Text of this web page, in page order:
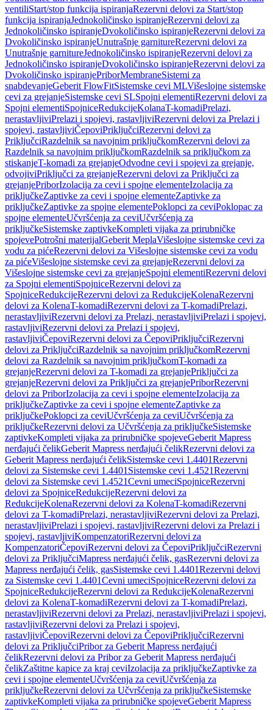
ventiliStart/stop funkcija ispiranjaRezervni delovi za Start/stop
funkcija ispiranjaJednokoličinsko ispiranjeRezervni delovi za
Jednokoličinsko ispiranjeDvokoličinsko ispiranjeRezervni delovi za
Dvokoličinsko ispiranjeUnutrašnje garnitureRezervni delovi za
Unutrašnje garnitureJednokoličinsko ispiranjeRezervni delovi za
Jednokoličinsko ispiranjeDvokoličinsko ispiranjeRezervni delovi za
Dvokoličinsko ispiranjePriborMembraneSistemi za
snabdevanjeGeberit FlowFitSistemske cevi MLVišeslojne sistemske
cevi za grejanjeSistemske cevi SLSpojni elementiRezervni delovi za
Spojni elementiSpojniceRedukcijeKolanaT-komadiPrelazi,
nerastavljiviPrelazi i spojevi, rastavljiviRezervni delovi za Prelazi i
spojevi, rastavljiviČepoviPriključciRezervni delovi za
PriključciRazdelnik sa navojnim priključkomRezervni delovi za
Razdelnik sa navojnim priključkomRazdelnik sa priključkom za
stiskanjeT-komadi za grejanjeOdvodne cevi i spojevi za grejanje,
odvojiviPriključci za grejanjeRezervni delovi za Priključci za
grejanjePriborIzolacija za cevi i spojne elementeIzolacija za
priključkeZaptivke za cevi i spojne elementeZaptivke za
priključkeZaptivke za spojne elementePoklopci za ceviPoklopac za
spojne elementeUčvršćenja za ceviUčvršćenja za
priključkeSistemske zaptivkeKompleti vijaka za prirubničke
spojevePotrošni materijalGeberit MeplaVišeslojne sistemske cevi za
vodu za pićeRezervni delovi za Višeslojne sistemske cevi za vodu
za pićeVišeslojne sistemske cevi za grejanjeRezervni delovi za
Višeslojne sistemske cevi za grejanjeSpojni elementiRezervni delovi
za Spojni elementiSpojniceRezervni delovi za
SpojniceRedukcijeRezervni delovi za RedukcijeKolenaRezervni
delovi za KolenaT-komadiRezervni delovi za T-komadiPrelazi,
nerastavljiviRezervni delovi za Prelazi, nerastavljiviPrelazi i spojevi,
rastavljiviRezervni delovi za Prelazi i spojevi,
rastavljiviČepoviRezervni delovi za ČepoviPriključciRezervni
delovi za PriključciRazdelnik sa navojnim priključkomRezervni
delovi za Razdelnik sa navojnim priključkomT-komadi za
grejanjeRezervni delovi za T-komadi za grejanjePriključci za
grejanjeRezervni delovi za Priključci za grejanjePriborRezervni
delovi za PriborIzolacija za cevi i spojne elementeIzolacija za
priključkeZaptivke za cevi i spojne elementeZaptivke za
priključkePoklopci za ceviUčvršćenja za ceviUčvršćenja za
priključkeRezervni delovi za Učvršćenja za priključkeSistemske
zaptivkeKompleti vijaka za prirubničke spojeveGeberit Mapress
nerđajući čelikGeberit Mapress nerđajući čelikRezervni delovi za
Geberit Mapress nerđajući čelikSistemske cevi 1.4401Rezervni
delovi za Sistemske cevi 1.4401 Sistemske cevi 1.4521Rezervni
delovi za Sistemske cevi 1.4521Cevni umeciSpojniceRezervni
delovi za SpojniceRedukcijeRezervni delovi za
RedukcijeKolenaRezervni delovi za KolenaT-komadiRezervni
delovi za T-komadiPrelazi, nerastavljiviRezervni delovi za Prelazi,
nerastavljiviPrelazi i spojevi, rastavljiviRezervni delovi za Prelazi i
spojevi, rastavljiviKompenzatoriRezervni delovi za
KompenzatoriČepoviRezervni delovi za ČepoviPriključciRezervni
delovi za PriključciMapress nerđajući čelik, gasRezervni delovi za
Mapress nerđajući čelik, gasSistemske cevi 1.4401Rezervni delovi
za Sistemske cevi 1.4401Cevni umeciSpojniceRezervni delovi za
SpojniceRedukcijeRezervni delovi za RedukcijeKolenaRezervni
delovi za KolenaT-komadiRezervni delovi za T-komadiPrelazi,
nerastavljiviRezervni delovi za Prelazi, nerastavljiviPrelazi i spojevi,
rastavljiviRezervni delovi za Prelazi i spojevi,
rastavljiviČepoviRezervni delovi za ČepoviPriključciRezervni
delovi za PriključciPribor za Geberit Mapress nerđajući
čelikRezervni delovi za Pribor za Geberit Mapress nerđajući
čelikZaštitne kapice za kraj ceviIzolacija za priključkeZaptivke za
cevi i spojne elementeUčvršćenja za ceviUčvršćenja za
priključkeRezervni delovi za Učvršćenja za priključkeSistemske
zaptivkeKompleti vijaka za prirubničke spojeveGeberit Mapress